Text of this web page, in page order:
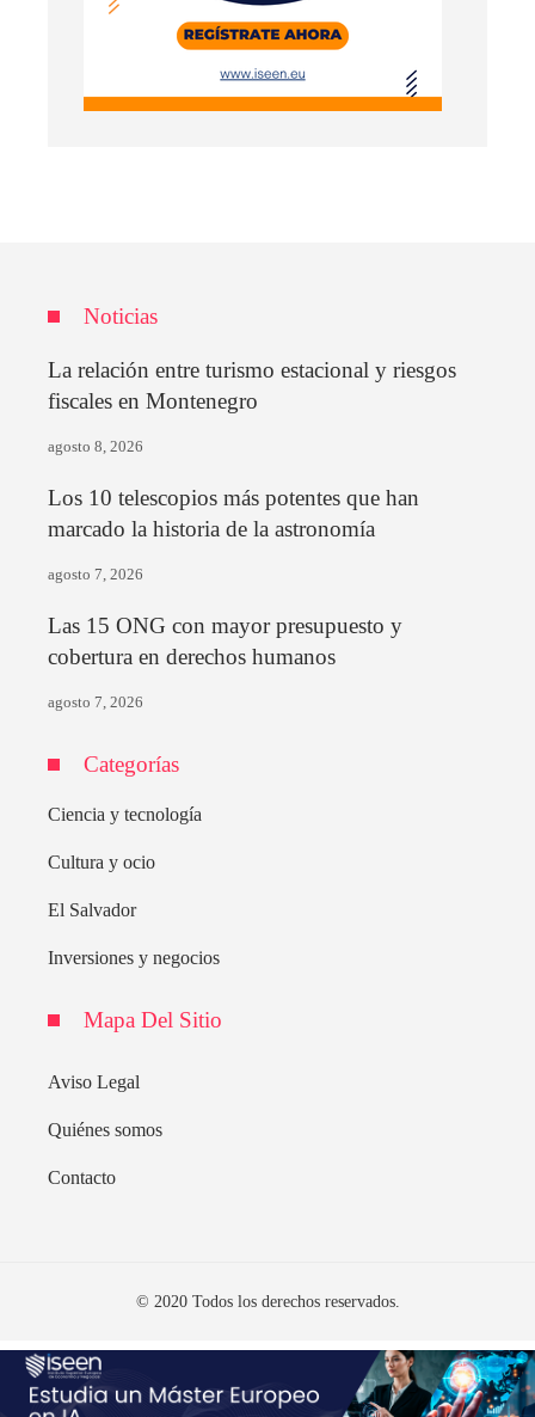
Noticias
La relación entre turismo estacional y riesgos
fiscales en Montenegro
agosto 8, 2026
Los 10 telescopios más potentes que han
marcado la historia de la astronomía
agosto 7, 2026
Las 15 ONG con mayor presupuesto y
cobertura en derechos humanos
agosto 7, 2026
Categorías
Ciencia y tecnología
Cultura y ocio
El Salvador
Inversiones y negocios
Mapa Del Sitio
Aviso Legal
Quiénes somos
Contacto
© 2020 Todos los derechos reservados.